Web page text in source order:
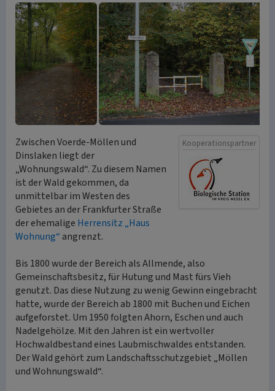
Kooperationspartner
Zwischen Voerde-Möllen und
Dinslaken liegt der
„Wohnungswald“. Zu diesem Namen
ist der Wald gekommen, da
unmittelbar im Westen des
Gebietes an der Frankfurter Straße
der ehemalige Herrensitz „Haus
Wohnung“ angrenzt.
Bis 1800 wurde der Bereich als Allmende, also
Gemeinschaftsbesitz, für Hutung und Mast fürs Vieh
genutzt. Das diese Nutzung zu wenig Gewinn eingebracht
hatte, wurde der Bereich ab 1800 mit Buchen und Eichen
aufgeforstet. Um 1950 folgten Ahorn, Eschen und auch
Nadelgehölze. Mit den Jahren ist ein wertvoller
Hochwaldbestand eines Laubmischwaldes entstanden.
Der Wald gehört zum Landschaftsschutzgebiet „Möllen
und Wohnungswald“.